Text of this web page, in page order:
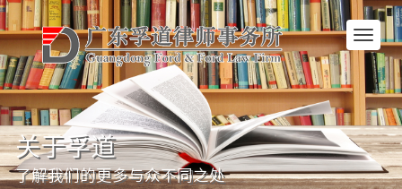
网
站
首
页
关于孚道
了解我们的更多与众不同之处